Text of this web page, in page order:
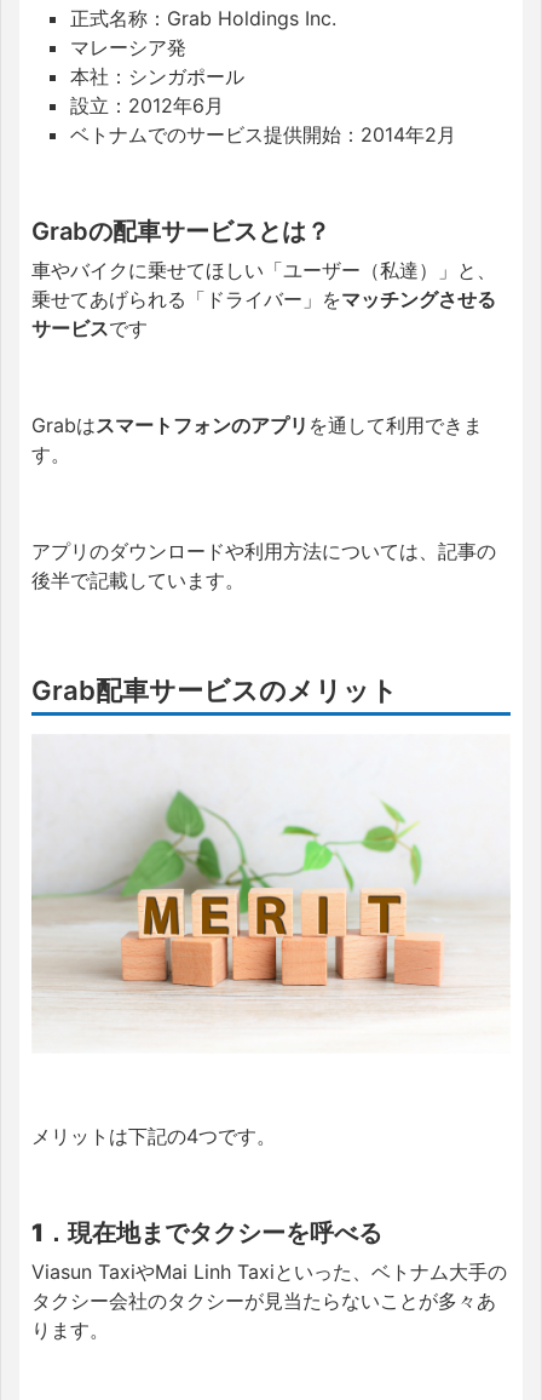
正式名称：Grab Holdings Inc.
マレーシア発
本社：シンガポール
設立：2012年6月
ベトナムでのサービス提供開始：2014年2月
Grabの配車サービスとは？
車やバイクに乗せてほしい「ユーザー（私達）」と、
乗せてあげられる「ドライバー」をマッチングさせる
サービスです
Grabはスマートフォンのアプリ を通して利用できま
す。
アプリのダウンロードや利用方法については、 記事の
後半で記載しています。
Grab配車サービスのメリット
メリットは下記の4つです。
1．現在地までタクシーを呼べる
Viasun TaxiやMai Linh Taxiといった、ベトナム大手の
タクシー会社のタクシーが見当たらないことが多々あ
ります。